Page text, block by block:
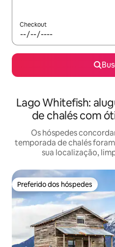
Checkout
Lago Whitefish:
de chalés com
Os hóspedes
temporada de chalés
sua localização,
Preferido dos hóspedes
Preferido dos hóspedes